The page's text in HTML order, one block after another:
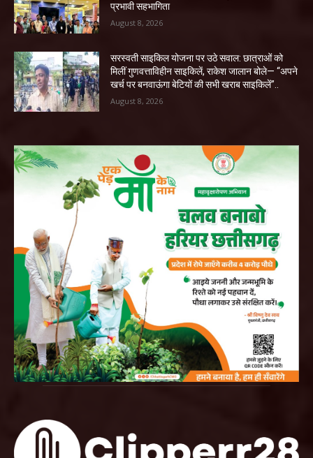
प्रभावी सहभागिता
August 8, 2026
सरस्वती साइकिल योजना पर उठे सवाल: छात्राओं को
मिलीं गुणवत्ताविहीन साइकिलें, राकेश जालान बोले— “अपने
खर्च पर बनवाऊंगा बेटियों की सभी खराब साइकिलें”..
August 8, 2026